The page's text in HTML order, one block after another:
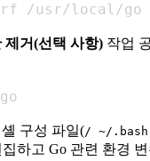
/usr/local/go
제거(선택 사항) 작업
셸 구성 파일(/ ~/
하고 Go 관련 환경